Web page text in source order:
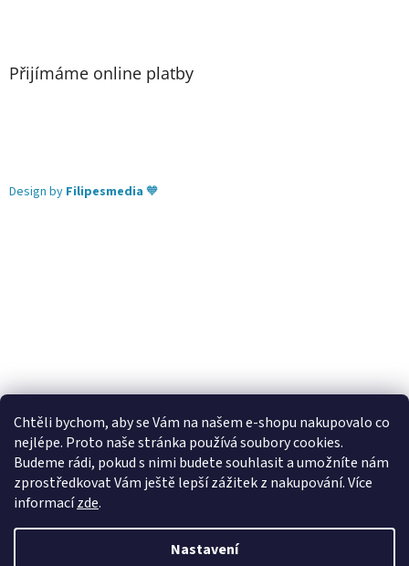
Chtěli bychom, aby se Vám na našem e-shopu nakupovalo co
nejlépe. Proto naše stránka používá soubory cookies.
Budeme rádi, pokud s nimi budete souhlasit a umožníte nám
zprostředkovat Vám ještě lepší zážitek z nakupování.Více
informacízde.
Nastavení
Přijímáme online platby
Design by Filipesmedia 🧡
Lekva nábytek ubytování pod Pálavou kování Tulip
úchytky Gamet
úchytky Siro Blum - perfecting motion
Vytvořil Shoptet